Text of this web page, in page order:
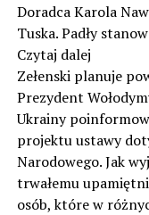
Doradca Karola
Tuska. Padły
Czytaj dalej
Zełenski planuje
Prezydent
Ukrainy
projektu ustawy
Narodowego. Jak
trwałemu
osób, które w